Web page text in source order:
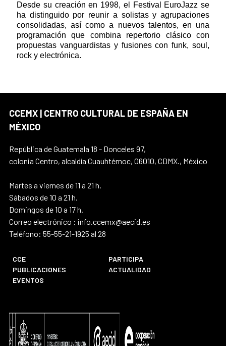
Desde su creación en 1998, el Festival EuroJazz se
ha distinguido por reunir a solistas y agrupaciones
consolidadas, así como a nuevos talentos, en una
programación que combina repertorio clásico con
propuestas vanguardistas y fusiones con funk, soul,
rock y electrónica.
CCEMX | CENTRO CULTURAL DE ESPAÑA EN
MÉXICO
República de Guatemala 18 - Donceles 97,
colonia Centro, alcaldía Cuauhtémoc, 06010, CDMX., México
Martes a viernes de 11 a 21 h.
Sábados de 10 a 21 h.
Domingos de 10 a 17 h.
Correo electrónico : info.ccemx@aecid.es
Teléfono: 55-55-21-1925 al 28
CCE
PARTICIPA
PUBLICACIONES
ACTUALIDAD
EVENTOS